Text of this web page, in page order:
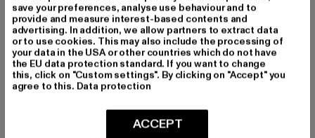
2Y STUDIOS
Adrik Basic Baggy Jeans
44,99 EUR
Derzeitiger Preis: 44,99 EUR
49,99 EURAktionspreis: 49,99 EUR
2Y STUDIOS
Eren Basic Wide Baggy
42,99 EUR
Derzeitiger Preis: 42,99 EUR
49,99 EURAktionspreis:
NEU
save your preferences, analyse use behaviour and to
provide and measure interest-based contents and
advertising. In addition, we allow partners to extract data
or to use cookies. This may also include the processing of
your data in the USA or other countries which do not have
the EU data protection standard. If you want to change
this, click on "Custom settings". By clicking on "Accept" you
agree to this. Data protection
ACCEPT